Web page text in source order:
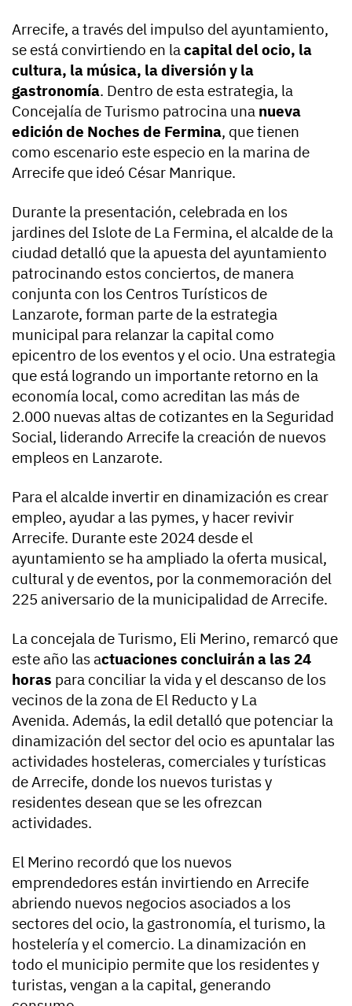
Arrecife, a través del impulso del ayuntamiento,
se está convirtiendo en lacapital del ocio, la
cultura, la música, la diversión y la
gastronomía. Dentro de esta estrategia, la
Concejalía de Turismo patrocina una nueva
edición de Noches de Fermina, que tienen
como escenario este especio en la marina de
Arrecife que ideó César Manrique.
Durante la presentación, celebrada en los
jardines del Islote de La Fermina, el alcalde de la
ciudad detalló que la apuesta del ayuntamiento
patrocinando estos conciertos, de manera
conjunta con los Centros Turísticos de
Lanzarote, forman parte de la estrategia
municipal para relanzar la capital como
epicentro de los eventos y el ocio. Una estrategia
que está logrando un importante retorno en la
economía local, como acreditan las más de
2.000 nuevas altas de cotizantes en la Seguridad
Social, liderando Arrecife la creación de nuevos
empleos en Lanzarote.
Para el alcalde invertir en dinamización es crear
empleo, ayudar a las pymes, y hacer revivir
Arrecife. Durante este 2024 desde el
ayuntamiento se ha ampliado la oferta musical,
cultural y de eventos, por la conmemoración del
225 aniversario de la municipalidad de Arrecife.
La concejala de Turismo, Eli Merino, remarcó que
este año las actuaciones concluirán a las 24
horas para conciliar la vida y el descanso de los
vecinos de la zona de El Reducto y La
Avenida. Además, la edil detalló que potenciar la
dinamización del sector del ocio es apuntalar las
actividades hosteleras, comerciales y turísticas
de Arrecife, donde los nuevos turistas y
residentes desean que se les ofrezcan
actividades.
El Merino recordó que los nuevos
emprendedores están invirtiendo en Arrecife
abriendo nuevos negocios asociados a los
sectores del ocio, la gastronomía, el turismo, la
hostelería y el comercio. La dinamización en
todo el municipio permite que los residentes y
turistas, vengan a la capital, generando